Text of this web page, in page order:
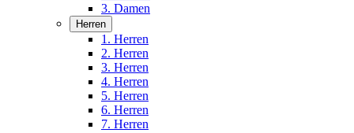
3. Damen
Herren
1. Herren
2. Herren
3. Herren
4. Herren
5. Herren
6. Herren
7. Herren